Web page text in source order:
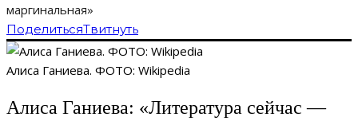
маргинальная»
ПоделитьсяТвитнуть
Алиса Ганиева. ФОТО: Wikipedia
Алиса Ганиева: «Литература сейчас —